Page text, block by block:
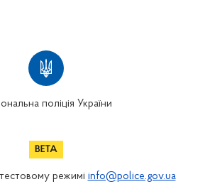
поліція України
режимі info@police.gov.ua